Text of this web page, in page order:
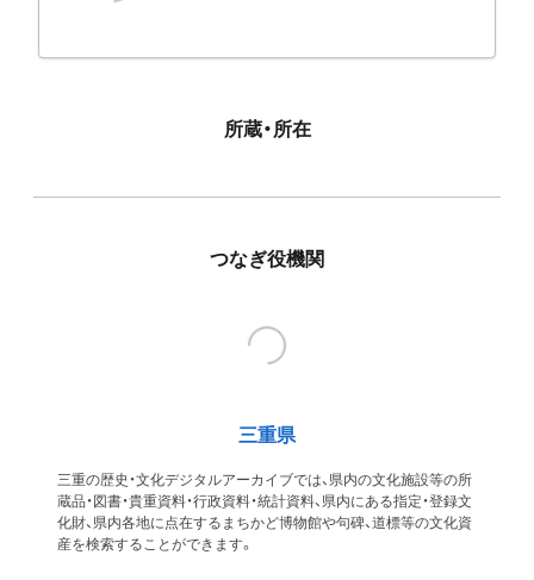
所蔵・所在
つなぎ役機関
三重県
三重の歴史・文化デジタルアーカイブでは、県内の文化施設等の所
蔵品・図書・貴重資料・行政資料・統計資料、県内にある指定・登録文
化財、県内各地に点在するまちかど博物館や句碑、道標等の文化資
産を検索することができます。